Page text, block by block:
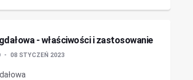
- właściwości i zastosowanie
08 STYCZEŃ 2023